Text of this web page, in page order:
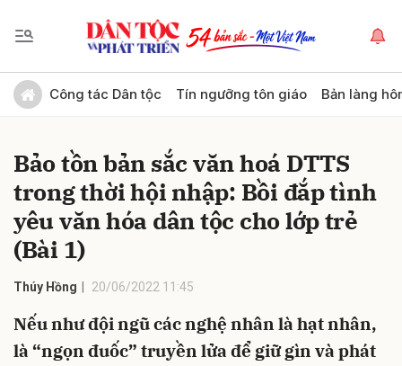
Công tác Dân tộc Tín ngưỡng tôn giáo Bản làng
Bảo tồn bản sắc văn hoá DTTS
trong thời hội nhập: Bồi đắp tình
yêu văn hóa dân tộc cho lớp trẻ
(Bài 1)
Thúy Hồng 20/06/2022 11:45
Nếu như đội ngũ các nghệ nhân là hạt nhân,
là “ngọn đuốc” truyền lửa để giữ gìn và phát
Gửi bình luận